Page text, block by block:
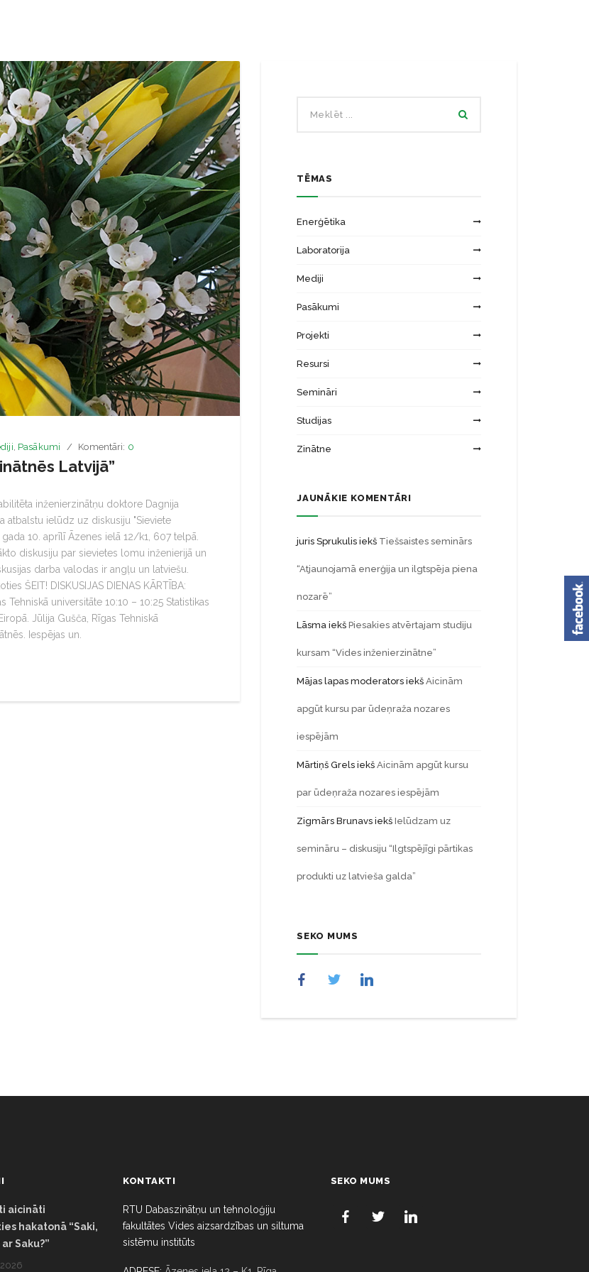
, Pasākumi Komentāri: 0
Latvijā”
inženierzinātņu doktore Dagnija
atbalstu ielūdz uz diskusiju "Sieviete
10. aprīlī Āzenes ielā 12/k1, 607 telpā.
diskusiju par sievietes lomu inženierijā un
darba valodas ir angļu un latviešu.
ŠEIT! DISKUSIJAS DIENAS KĀRTĪBA:
universitāte 10:10 – 10:25 Statistikas
Jūlija Gušča, Rīgas Tehniskā
Iespējas un.
TĒMAS
Enerģētika
Laboratorija
Mediji
Pasākumi
Projekti
Resursi
Semināri
Studijas
Zinātne
JAUNĀKIE KOMENTĀRI
juris Sprukulis iekš Tiešsaistes seminārs
“Atjaunojamā enerģija un ilgtspēja piena
nozarē”
Lāsma iekš Piesakies atvērtajam studiju
kursam “Vides inženierzinātne”
Mājas lapas moderators iekš Aicinām
apgūt kursu par ūdeņraža nozares
iespējām
Mārtiņš Grels iekš Aicinām apgūt kursu
par ūdeņraža nozares iespējām
Zigmārs Brunavs iekš Ielūdzam uz
semināru – diskusiju “Ilgtspējīgi pārtikas
produkti uz latvieša galda”
SEKO MUMS
aicināti
hakatonā “Saki,
Saku?”
KONTAKTI
RTU Dabaszinātņu un tehnoloģiju
fakultātes Vides aizsardzības un siltuma
sistēmu institūts
SEKO MUMS